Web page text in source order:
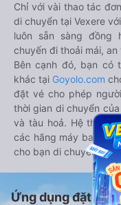
Chỉ với vài thao tác
di chuyển tại Vexere
luôn sẵn sàng đồng
chuyến đi thoải mái,
Bên cạnh đó, bạn có
khác tại Goyolo.com
đặt vé cho phép
thời gian di chuyển
và tàu hoả. Hệ thống
các hãng máy bay, xe
cho bạn di chuyển.
Ứng dụng đặt vé